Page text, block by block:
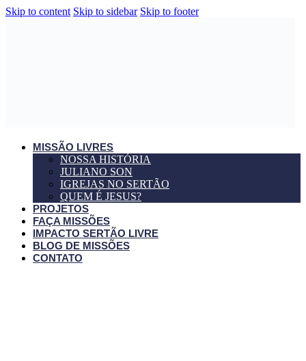
Skip to content Skip to sidebar Skip to footer
MISSÃO LIVRES
NOSSA HISTÓRIA
JULIANO SON
IGREJAS NO SERTÃO
QUEM É JESUS?
PROJETOS
FAÇA MISSÕES
IMPACTO SERTÃO LIVRE
BLOG DE MISSÕES
CONTATO